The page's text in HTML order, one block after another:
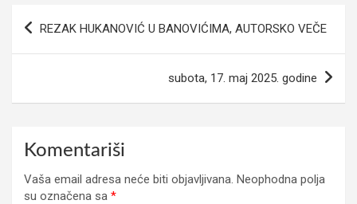
REZAK HUKANOVIĆ U BANOVIĆIMA, AUTORSKO VEČE
subota, 17. maj 2025. godine
Komentariši
Vaša email adresa neće biti objavljivana. Neophodna polja
su označena sa *